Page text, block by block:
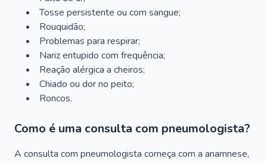
Tosse persistente ou com sangue;
Rouquidão;
Problemas para respirar;
Nariz entupido com frequência;
Reação alérgica a cheiros;
Chiado ou dor no peito;
Roncos.
Como é uma consulta com pneumologista?
A consulta com pneumologista começa com a anamnese,